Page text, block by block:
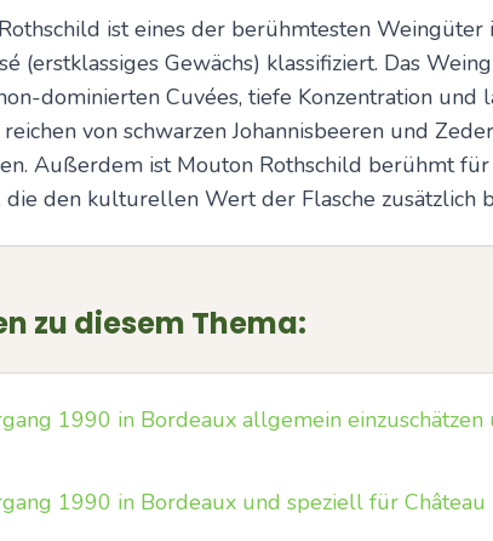
ist eines der berühmtesten
(erstklassiges Gewächs) klassifiziert. Das
dominierten Cuvées, tiefe Konzentration und
von schwarzen Johannisbeeren und
Außerdem ist Mouton Rothschild berühmt
den kulturellen Wert der Flasche zusätzlich
zu diesem Thema:
1990 in Bordeaux allgemein
1990 in Bordeaux und speziell für Château